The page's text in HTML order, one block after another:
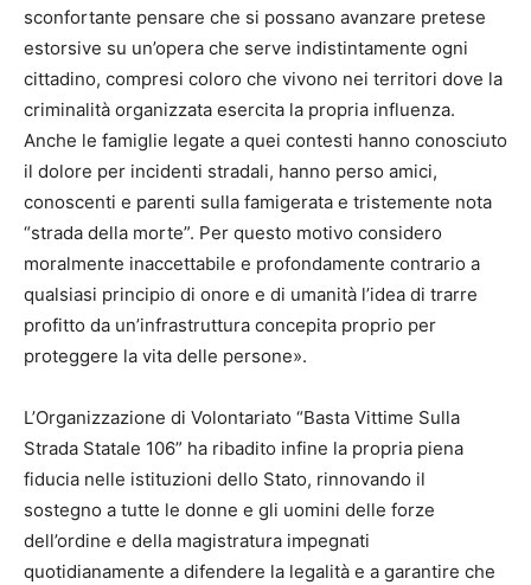
sconfortante pensare che si possano avanzare pretese
estorsive su un’opera che serve indistintamente ogni
cittadino, compresi coloro che vivono nei territori dove la
criminalità organizzata esercita la propria influenza.
Anche le famiglie legate a quei contesti hanno conosciuto
il dolore per incidenti stradali, hanno perso amici,
conoscenti e parenti sulla famigerata e tristemente nota
“strada della morte”. Per questo motivo considero
moralmente inaccettabile e profondamente contrario a
qualsiasi principio di onore e di umanità l’idea di trarre
profitto da un’infrastruttura concepita proprio per
proteggere la vita delle persone».
L’Organizzazione di Volontariato “Basta Vittime Sulla
Strada Statale 106” ha ribadito infine la propria piena
fiducia nelle istituzioni dello Stato, rinnovando il
sostegno a tutte le donne e gli uomini delle forze
dell’ordine e della magistratura impegnati
quotidianamente a difendere la legalità e a garantire che